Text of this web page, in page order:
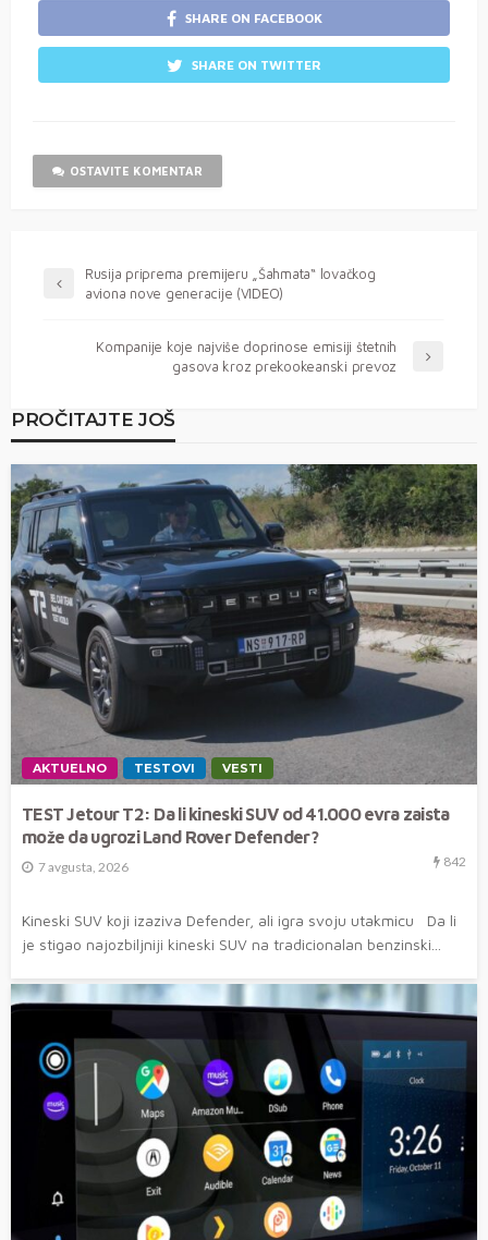
SHARE ON FACEBOOK
SHARE ON TWITTER
OSTAVITE KOMENTAR
Rusija priprema premijeru „Šahmata“ lovačkog
aviona nove generacije (VIDEO)
Kompanije koje najviše doprinose emisiji štetnih
gasova kroz prekookeanski prevoz
PROČITAJTE JOŠ
AKTUELNO TESTOVI VESTI
TEST Jetour T2: Da li kineski SUV od 41.000 evra zaista
može da ugrozi Land Rover Defender?
7 avgusta, 2026 842
Kineski SUV koji izaziva Defender, ali igra svoju utakmicu Da li
je stigao najozbiljniji kineski SUV na tradicionalan benzinski...